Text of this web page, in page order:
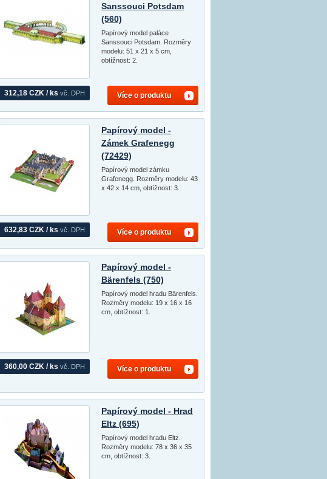
312,18 CZK / ks vč. DPH
Sanssouci Potsdam
(560)
Papírový model paláce
Sanssouci Potsdam. Rozměry
modelu: 51 x 21 x 5 cm,
obtížnost: 2.
Více o produktu
632,83 CZK / ks vč. DPH
Papírový model -
Zámek Grafenegg
(72429)
Papírový model zámku
Grafenegg. Rozměry modelu: 43
x 42 x 14 cm, obtížnost: 3.
Více o produktu
360,00 CZK / ks vč. DPH
Papírový model -
Bärenfels (750)
Papírový model hradu Bärenfels.
Rozměry modelu: 19 x 16 x 16
cm, obtížnost: 1.
Více o produktu
Papírový model - Hrad
Eltz (695)
Papírový model hradu Eltz.
Rozměry modelu: 78 x 36 x 35
cm, obtížnost: 3.